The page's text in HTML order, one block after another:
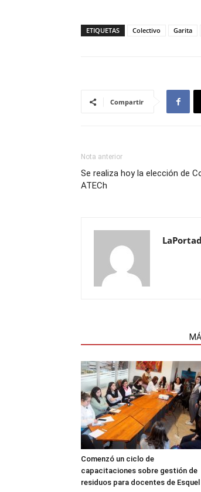
ETIQUETAS Colectivo Garita
Compartir
Nota anterior
Se realiza hoy la elección de
ATECh
Comenzó un ciclo de
capacitaciones sobre gestión de
residuos para docentes de Esquel